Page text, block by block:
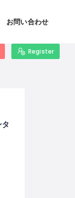
お問い合わせ
Register